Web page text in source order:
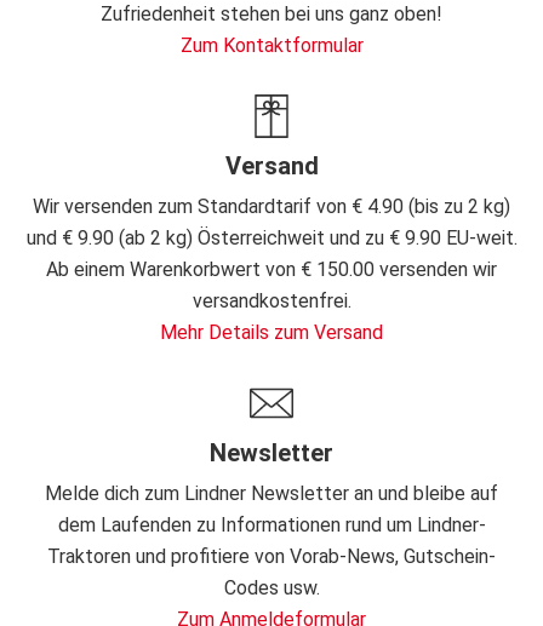
Zufriedenheit stehen bei uns ganz oben!
Zum Kontaktformular
Versand
Wir versenden zum Standardtarif von € 4.90 (bis zu 2 kg)
und € 9.90 (ab 2 kg) Österreichweit und zu € 9.90 EU-weit.
Ab einem Warenkorbwert von € 150.00 versenden wir
versandkostenfrei.
Mehr Details zum Versand
Newsletter
Melde dich zum Lindner Newsletter an und bleibe auf
dem Laufenden zu Informationen rund um Lindner-
Traktoren und profitiere von Vorab-News, Gutschein-
Codes usw.
Zum Anmeldeformular